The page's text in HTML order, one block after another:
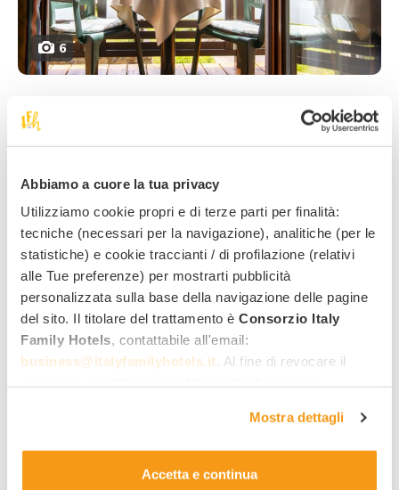
Abbiamo a cuore la tua privacy
Utilizziamo cookie propri e di terze parti per finalità:
tecniche (necessari per la navigazione), analitiche (per le
statistiche) e cookie traccianti / di profilazione (relativi
alle Tue preferenze) per mostrarti pubblicità
personalizzata sulla base della navigazione delle pagine
del sito. Il titolare del trattamento è Consorzio Italy
Family Hotels, contattabile all'email:
business@italyfamilyhotels.it . Al fine di revocare il
. Allo stesso link trovi la nostra informativa
estesa sui cookie.
Mostra dettagli
Accetta e continua
Dimensions :
Des Suites Juniorsspacieuseset
ambiance alpine
, balcon ou terrasse,
salle de bain avec
douche
6
Animations
Visite de la ferme pédagogique